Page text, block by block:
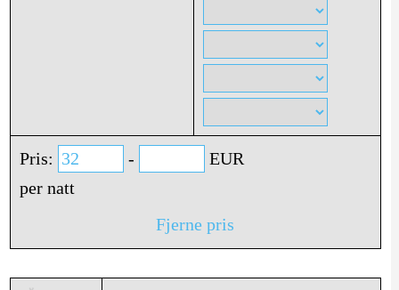
Pris: -
EUR
per natt
Fjerne pris